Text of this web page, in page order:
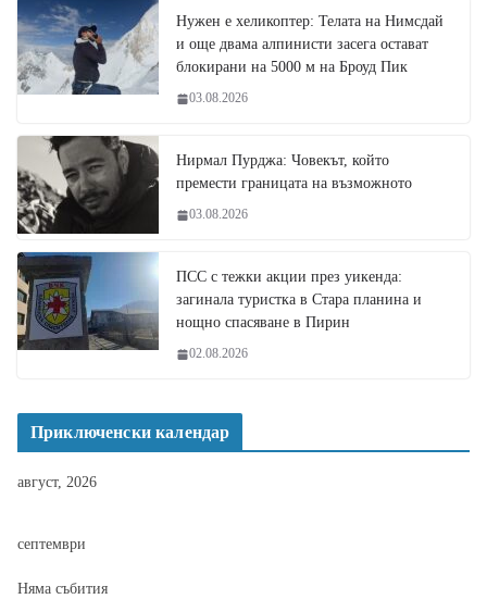
Нужен е хеликоптер: Телата на Нимсдай
и още двама алпинисти засега остават
блокирани на 5000 м на Броуд Пик
03.08.2026
Нирмал Пурджа: Човекът, който
премести границата на възможното
03.08.2026
ПСС с тежки акции през уикенда:
загинала туристка в Стара планина и
нощно спасяване в Пирин
02.08.2026
Приключенски календар
август, 2026
септември
Няма събития